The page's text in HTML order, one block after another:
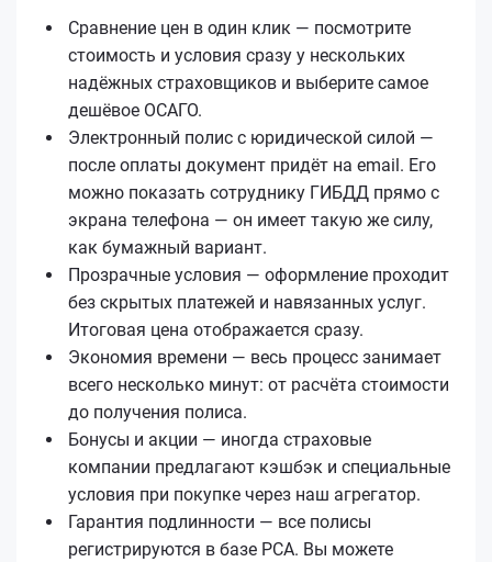
Сравнение цен в один клик — посмотрите
стоимость и условия сразу у нескольких
надёжных страховщиков и выберите самое
дешёвое ОСАГО.
Электронный полис с юридической силой —
после оплаты документ придёт на email. Его
можно показать сотруднику ГИБДД прямо с
экрана телефона — он имеет такую же силу,
как бумажный вариант.
Прозрачные условия — оформление проходит
без скрытых платежей и навязанных услуг.
Итоговая цена отображается сразу.
Экономия времени — весь процесс занимает
всего несколько минут: от расчёта стоимости
до получения полиса.
Бонусы и акции — иногда страховые
компании предлагают кэшбэк и специальные
условия при покупке через наш агрегатор.
Гарантия подлинности — все полисы
регистрируются в базе РСА. Вы можете